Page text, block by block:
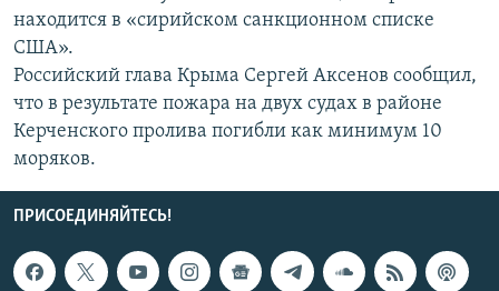
находится в «сирийском санкционном списке
США».
Российский глава Крыма Сергей Аксенов сообщил,
что в результате пожара на двух судах в районе
Керченского пролива погибли как минимум 10
моряков.
ПРИСОЕДИНЯЙТЕСЬ!